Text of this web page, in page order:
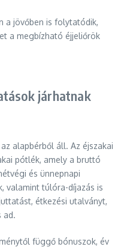
a jövőben is folytatódik,
a megbízható éjjeliőrök
járhatnak
alapbérből áll. Az éjszakai
pótlék, amely a bruttó
és ünnepnapi
valamint túlóra-díjazás is
étkezési utalványt,
ad.
függő bónuszok, év